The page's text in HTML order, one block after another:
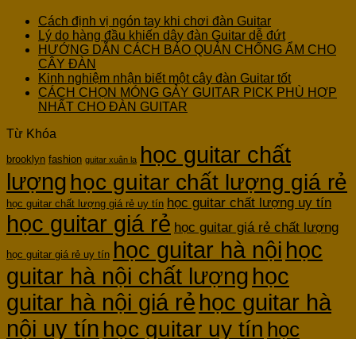
Cách định vị ngón tay khi chơi đàn Guitar
Lý do hàng đầu khiến dây đàn Guitar dễ đứt
HƯỚNG DẪN CÁCH BẢO QUẢN CHỐNG ẨM CHO
CÂY ĐÀN
Kinh nghiệm nhận biết một cây đàn Guitar tốt
CÁCH CHỌN MÓNG GẢY GUITAR PICK PHÙ HỢP
NHẤT CHO ĐÀN GUITAR
Từ Khóa
brooklyn fashion guitar xuân la học guitar chất
lượng học guitar chất lượng giá rẻ
học guitar chất lượng giá rẻ uy tín học guitar chất lượng uy tín
học guitar giá rẻ học guitar giá rẻ chất lượng
học guitar giá rẻ uy tín học guitar hà nội học
guitar hà nội chất lượng học
guitar hà nội giá rẻ học guitar hà
nội uy tín học guitar uy tín học